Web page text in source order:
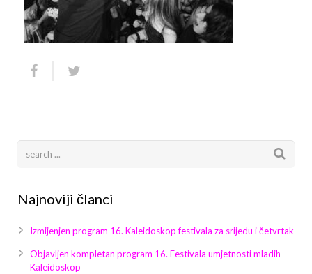
Video 2011
Video 2015
Video 2018
Galerija 2010
Galerija 2014
Galerija 2017
Arhiva
Najnoviji članci
Izmijenjen program 16. Kaleidoskop festivala za srijedu i četvrtak
Objavljen kompletan program 16. Festivala umjetnosti mladih
Kaleidoskop